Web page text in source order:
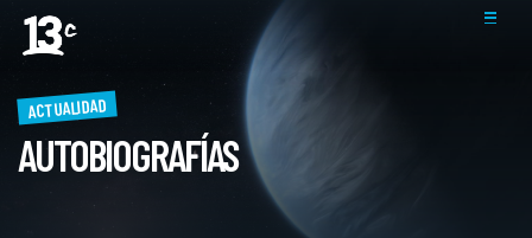
ACTUALIDAD
AUTOBIOGRAFÍAS